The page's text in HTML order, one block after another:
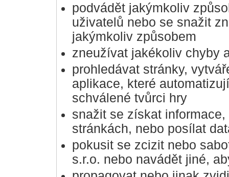
podvádět jakýmkoliv
uživatelů nebo se snažit
jakýmkoliv způsobem
zneužívat jakékoliv chyby
prohledávat stránky,
aplikace, které
schválené tvůrci hry
snažit se získat
stránkách, nebo posílat
pokusit se zcizit nebo
s.r.o. nebo navádět jiné,